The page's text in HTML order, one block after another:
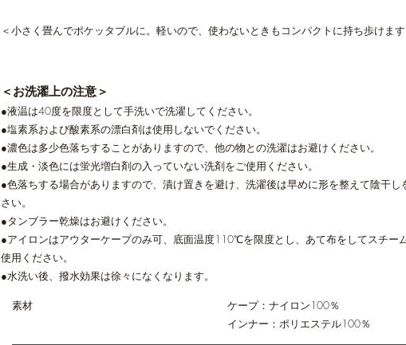
＜小さく畳んでポケッタブルに。軽いので、使わないときもコンパクトに持ち歩けます
​＜お洗濯上の注意＞
●液温は40度を限度として手洗いで洗濯してください。
●塩素系および酸素系の漂白剤は使用しないでください。
●濃色は多少色落ちすることがありますので、他の物との洗濯はお避けください。
●生成・淡色には蛍光増白剤の入っていない洗剤をご使用ください。
●色落ちする場合がありますので、漬け置きを避け、洗濯後は早めに形を整えて陰干し
さい。
●タンブラー乾燥はお避けください。
●アイロンはアウターケープのみ可、底面温度110℃を限度とし、あて布をしてスチー
使用ください。
●水洗い後、撥水効果は徐々になくなります。
素材
ケープ：ナイロン100％
インナー：ポリエステル100％